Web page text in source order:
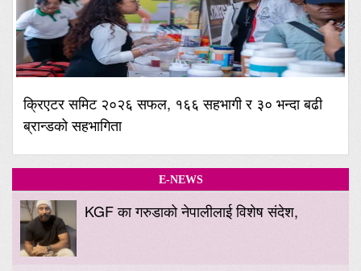
क्रिएटर समिट २०२६ सफल, १६६ सहभागी र ३० भन्दा बढी
ब्रान्डको सहभागिता
E-NEWS
KGF का गरुडाको नेपालीलाई विशेष संदेश,